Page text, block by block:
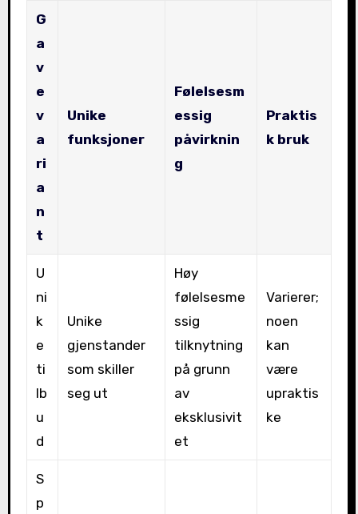
G
a
v
e
v
a
ri
a
n
t
Unike
funksjoner
Følelsesm
essig
påvirknin
g
Praktis
k bruk
U
ni
k
e
ti
lb
u
d
Unike
gjenstander
som skiller
seg ut
Høy
følelsesme
ssig
tilknytning
på grunn
av
eksklusivit
et
Varierer;
noen
kan
være
upraktis
ke
S
p